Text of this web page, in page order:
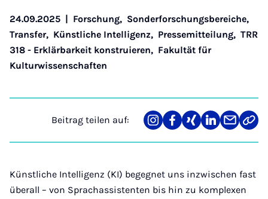
24.09.2025 | Forschung, Sonderforschungsbereiche,
Transfer, Künstliche Intelligenz, Pressemitteilung, TRR
318 - Erklärbarkeit konstruieren, Fakultät für
Kulturwissenschaften
Beitrag teilen auf:
Teilen
auf
Teilen
auf
Teilen
auf
Teilen
auf
Teilen
über
Mail
Link
Künstliche Intelligenz (KI) begegnet uns inzwischen fast
überall – von Sprachassistenten bis hin zu komplexen